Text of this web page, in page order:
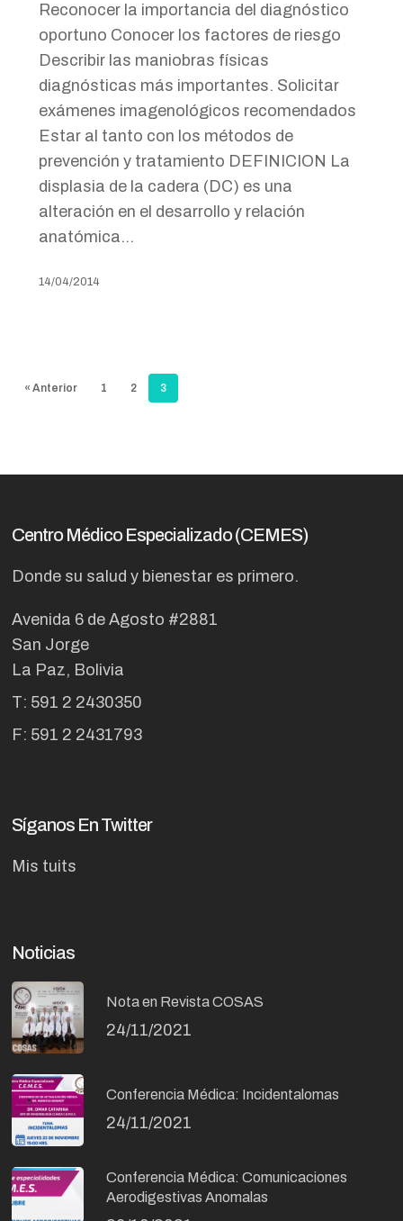
Reconocer la importancia del diagnóstico
oportuno Conocer los factores de riesgo
Describir las maniobras físicas
diagnósticas más importantes. Solicitar
exámenes imagenológicos recomendados
Estar al tanto con los métodos de
prevención y tratamiento DEFINICION La
displasia de la cadera (DC) es una
alteración en el desarrollo y relación
anatómica…
14/04/2014
« Anterior 1 2 3
Centro Médico Especializado (CEMES)
Donde su salud y bienestar es primero.
Avenida 6 de Agosto #2881
San Jorge
La Paz, Bolivia
T: 591 2 2430350
F: 591 2 2431793
Síganos En Twitter
Mis tuits
Noticias
Nota en Revista COSAS
24/11/2021
Conferencia Médica: Incidentalomas
24/11/2021
Conferencia Médica: Comunicaciones
Aerodigestivas Anomalas